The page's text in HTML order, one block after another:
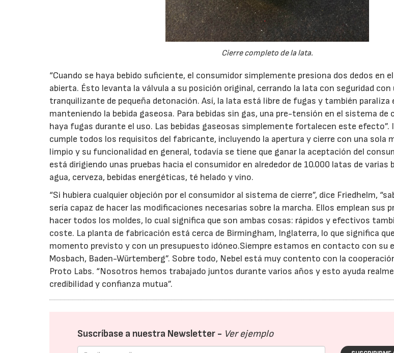
Cierre completo de la lata.
“Cuando se haya bebido suficiente, el consumidor simplemente presiona dos dedos en
abierta. Ésto levanta la válvula a su posición original, cerrando la lata con seguridad con
tranquilizante de pequeña detonación. Así, la lata está libre de fugas y también paraliza
manteniendo la bebida gaseosa. Para bebidas sin gas, una pre-tensión en el sistema de
haya fugas durante el uso. Las bebidas gaseosas simplemente fortalecen este efecto”.
cumple todos los requisitos del fabricante, incluyendo la apertura y cierre con una sola
limpio y su funcionalidad en general, todavía se tiene que ganar la aceptación del
está dirigiendo unas pruebas hacia el consumidor en alrededor de 10.000 latas de varias
agua, cerveza, bebidas energéticas, té helado y vino.
“Si hubiera cualquier objeción por el consumidor al sistema de cierre”, dice Friedhelm,
sería capaz de hacer las modificaciones necesarias sobre la marcha. Ellos emplean sus
hacer todos los moldes, lo cual significa que son ambas cosas: rápidos y efectivos
coste. La planta de fabricación está cerca de Birmingham, Inglaterra, lo que significa
momento previsto y con un presupuesto idóneo.Siempre estamos en contacto con su
Mosbach, Baden-Würtemberg”. Sobre todo, Nebel está muy contento con la
Proto Labs. “Nosotros hemos trabajado juntos durante varios años y esto ayuda
credibilidad y confianza mutua”.
Suscríbase a nuestra Newsletter - Ver ejemplo